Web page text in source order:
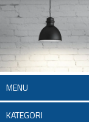
MENU
KATEGORI